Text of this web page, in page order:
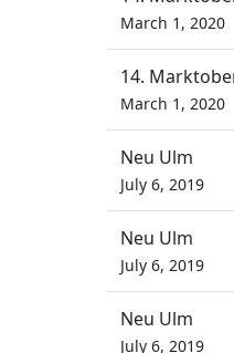
March 1, 2020
14.
March 1, 2020
Neu Ulm
July 6, 2019
Neu Ulm
July 6, 2019
Neu Ulm
July 6, 2019